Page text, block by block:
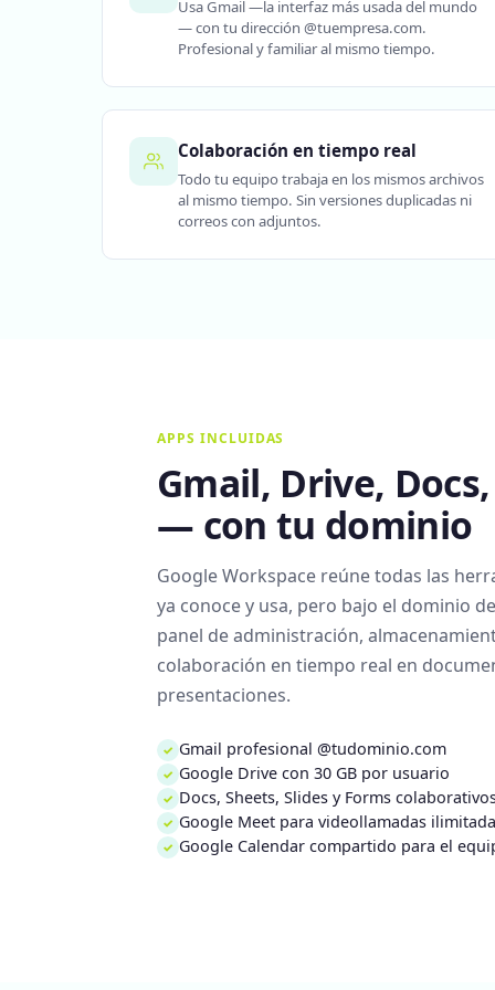
Usa Gmail —la interfaz más usada del mundo
— con tu dirección @tuempresa.com.
Profesional y familiar al mismo tiempo.
Colaboración en tiempo real
Todo tu equipo trabaja en los mismos archivos
al mismo tiempo. Sin versiones duplicadas ni
correos con adjuntos.
APPS INCLUIDAS
Gmail, Drive,
— con tu dominio
Google Workspace reúne todas las
ya conoce y usa, pero bajo el dominio
panel de administración,
colaboración en tiempo real en
presentaciones.
✓ Gmail profesional @tudominio.com
✓ Google Drive con 30 GB por usuario
✓ Docs, Sheets, Slides y Forms
✓ Google Meet para videollamadas
✓ Google Calendar compartido para el